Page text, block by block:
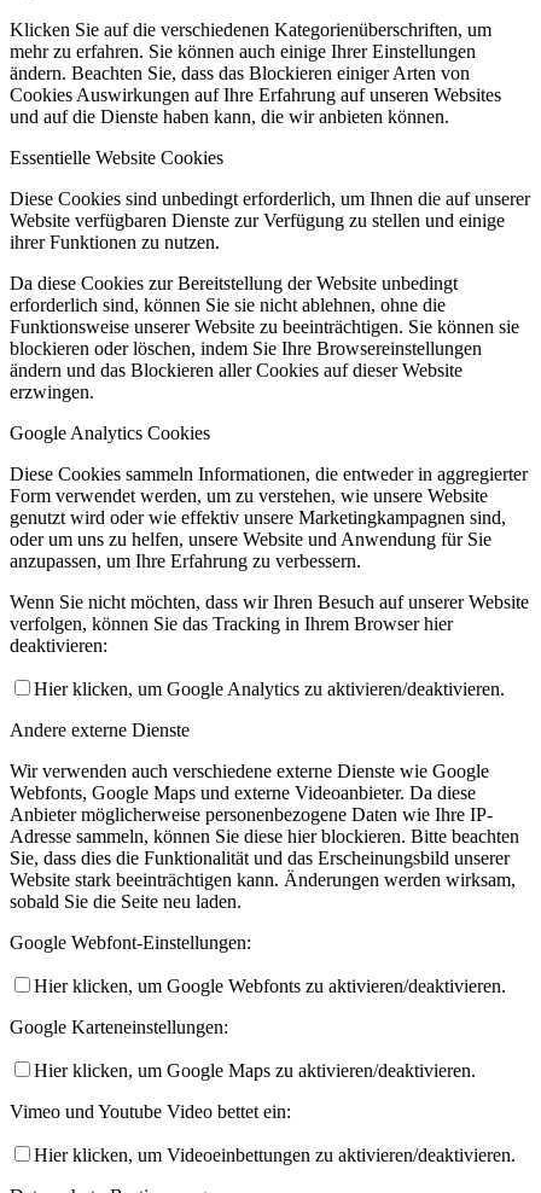
Klicken Sie auf die verschiedenen Kategorienüberschriften, um
mehr zu erfahren. Sie können auch einige Ihrer Einstellungen
ändern. Beachten Sie, dass das Blockieren einiger Arten von
Cookies Auswirkungen auf Ihre Erfahrung auf unseren Websites
und auf die Dienste haben kann, die wir anbieten können.
Essentielle Website Cookies
Diese Cookies sind unbedingt erforderlich, um Ihnen die auf unserer
Website verfügbaren Dienste zur Verfügung zu stellen und einige
ihrer Funktionen zu nutzen.
Da diese Cookies zur Bereitstellung der Website unbedingt
erforderlich sind, können Sie sie nicht ablehnen, ohne die
Funktionsweise unserer Website zu beeinträchtigen. Sie können sie
blockieren oder löschen, indem Sie Ihre Browsereinstellungen
ändern und das Blockieren aller Cookies auf dieser Website
erzwingen.
Google Analytics Cookies
Diese Cookies sammeln Informationen, die entweder in aggregierter
Form verwendet werden, um zu verstehen, wie unsere Website
genutzt wird oder wie effektiv unsere Marketingkampagnen sind,
oder um uns zu helfen, unsere Website und Anwendung für Sie
anzupassen, um Ihre Erfahrung zu verbessern.
Wenn Sie nicht möchten, dass wir Ihren Besuch auf unserer Website
verfolgen, können Sie das Tracking in Ihrem Browser hier
deaktivieren:
Hier klicken, um Google Analytics zu aktivieren/deaktivieren.
Andere externe Dienste
Wir verwenden auch verschiedene externe Dienste wie Google
Webfonts, Google Maps und externe Videoanbieter. Da diese
Anbieter möglicherweise personenbezogene Daten wie Ihre IP-
Adresse sammeln, können Sie diese hier blockieren. Bitte beachten
Sie, dass dies die Funktionalität und das Erscheinungsbild unserer
Website stark beeinträchtigen kann. Änderungen werden wirksam,
sobald Sie die Seite neu laden.
Google Webfont-Einstellungen:
Hier klicken, um Google Webfonts zu aktivieren/deaktivieren.
Google Karteneinstellungen:
Hier klicken, um Google Maps zu aktivieren/deaktivieren.
Vimeo und Youtube Video bettet ein:
Hier klicken, um Videoeinbettungen zu aktivieren/deaktivieren.